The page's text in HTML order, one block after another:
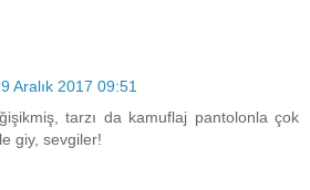
Aralık 2017 09:51
tarzı da kamuflaj pantolonla çok
giy, sevgiler!